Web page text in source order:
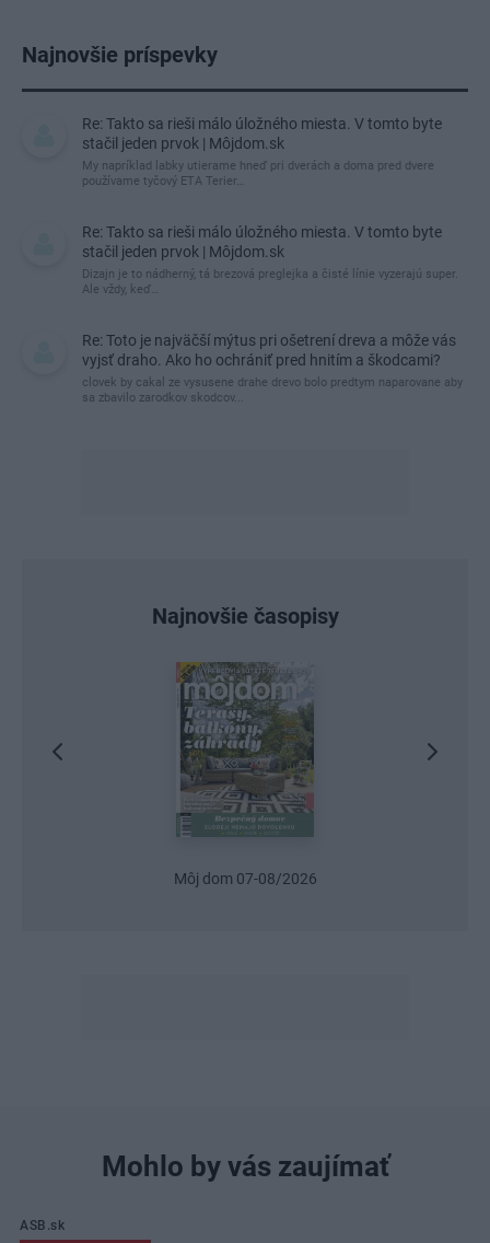
Najnovšie príspevky
Re: Takto sa rieši málo úložného miesta. V tomto byte
stačil jeden prvok | Môjdom.sk
My napríklad labky utierame hneď pri dverách a doma pred dvere
používame tyčový ETA Terier…
Re: Takto sa rieši málo úložného miesta. V tomto byte
stačil jeden prvok | Môjdom.sk
Dizajn je to nádherný, tá brezová preglejka a čisté línie vyzerajú super.
Ale vždy, keď…
Re: Toto je najväčší mýtus pri ošetrení dreva a môže vás
vyjsť draho. Ako ho ochrániť pred hnitím a škodcami?
clovek by cakal ze vysusene drahe drevo bolo predtym naparovane aby
sa zbavilo zarodkov skodcov...
Najnovšie časopisy
Urob si sám 6/2026
Mohlo by vás zaujímať
ASB.sk